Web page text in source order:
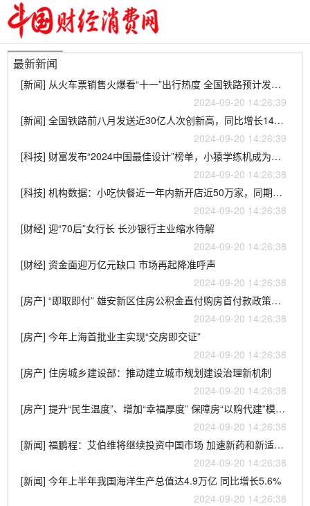
最新新闻
[新闻] 从火车票销售火爆看“十一”出行热度 全国铁路预计发送旅客1.75亿人次
2024-09-20 14:26:39
[新闻] 全国铁路前八月发送近30亿人次创新高，同比增长14.5%
2024-09-20 14:26:39
[科技] 财富发布“2024中国最佳设计”榜单，小猿学练机成为教育硬件首个上榜企业
2024-09-20 14:26:38
[科技] 机构数据：小吃快餐近一年内新开店近50万家，同期有40万家店倒闭
2024-09-20 14:26:38
[财经] 迎“70后”女行长 长沙银行主业缩水待解
2024-09-20 14:26:38
[财经] 资金面迎万亿元缺口 市场再起降准呼声
2024-09-20 14:26:38
[房产] “即取即付” 雄安新区住房公积金直付购房首付款政策落地
2024-09-20 14:26:38
[房产] 今年上海首批业主实现“交房即交证”
2024-09-20 14:26:38
[房产] 住房城乡建设部：推动建立城市规划建设治理新机制
2024-09-20 14:26:38
[房产] 提升“民生温度”、增加“幸福厚度” 保障房“以购代建”模式在多地落地
2024-09-20 14:26:38
[新闻] 福鹏程：艾伯维将继续投资中国市场 加速新药和新适应症引入
2024-09-20 14:26:38
[新闻] 今年上半年我国海洋生产总值达4.9万亿 同比增长5.6%
2024-09-20 14:26:38